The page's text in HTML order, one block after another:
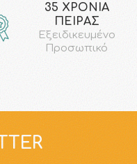
35 ΧΡΟΝΙΑ
ΠΕΙΡΑΣ
Εξειδικευμένο
Προσωπικό